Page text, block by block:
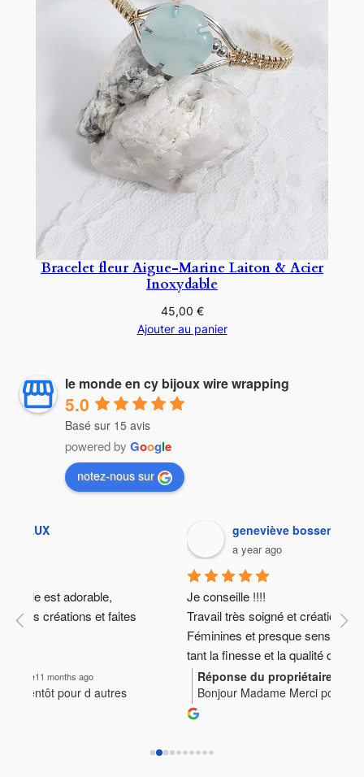
Bracelet fleur Aigue-Marine Laiton & Acier
Inoxydable
45,00 €
Ajouter au panier
le monde en cy bijoux wire wrapping
5.0
Basé sur 15 avis
powered by Google
notez-nous sur
geneviève bosseney
Je conseille !!!!
Travail très soigné et créations uniques.
Féminines et presque sensuelles pour certaines
tant la finesse et la qualité des pierres en font des
objets précieux.
Les prix sont très raisonnables et à portée de
Réponse du propriétaire a year ago
Bonjour Madame Merci pour vos
encouragements Cela me touche beaucoup Bien